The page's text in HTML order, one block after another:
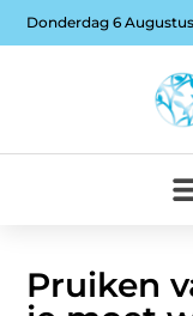
Donderdag 6
Pruiken